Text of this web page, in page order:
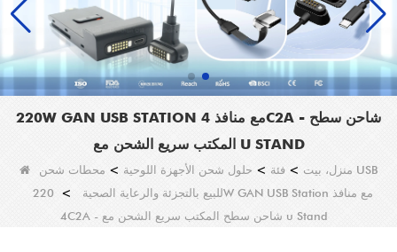
220W GAN USB STATION مع منافذ 4C2A - شاحن سطح
المكتب سريع الشحن مع U STAND
منزل، بيت > فئة > حلول شحن الأجهزة اللوحية > محطات شحن USB
للبيع بالتجزئة والرعاية الصحية > 220W GAN USB Station مع منافذ
4C2A - شاحن سطح المكتب سريع الشحن مع u Stand